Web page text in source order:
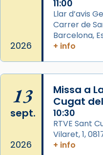
del Sant Pare Lleó
col·laboradors, a
L’arquebisbe de
Josep Omella, ha
concelebrat el
Mons. David
📸 Dr. G. Simón
View on Facebook · Share
Arquebisbat
2026
11:00
Llar d’avis
Carrer de
Barcelona,
+ info
13
sept.
2026
Missa a
Cugat
10:30
RTVE Sant
Vilaret, 1,
+ info